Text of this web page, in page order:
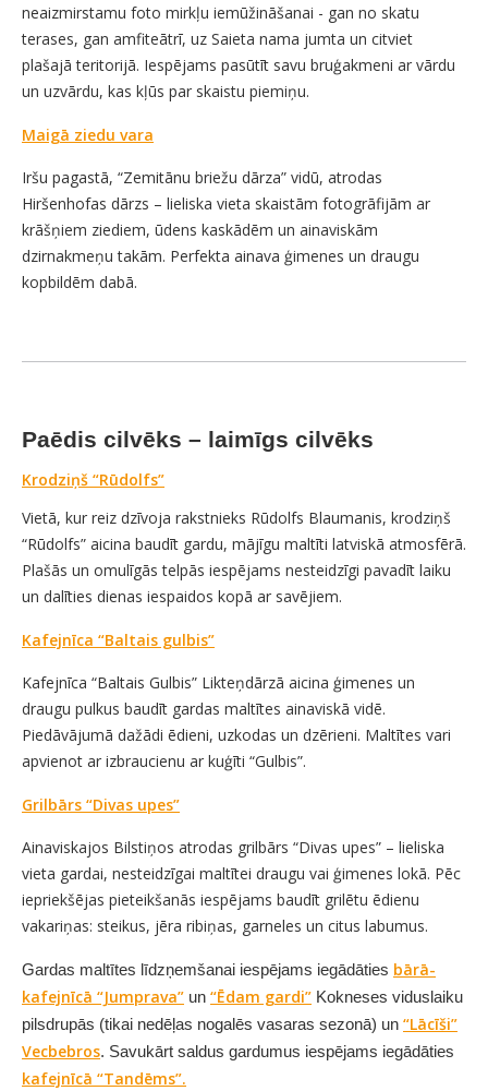
neaizmirstamu foto mirkļu iemūžināšanai - gan no skatu
terases, gan amfiteātrī, uz Saieta nama jumta un citviet
plašajā teritorijā. Iespējams pasūtīt savu bruģakmeni ar vārdu
un uzvārdu, kas kļūs par skaistu piemiņu.
Maigā ziedu vara
Iršu pagastā, “Zemitānu briežu dārza” vidū, atrodas
Hiršenhofas dārzs – lieliska vieta skaistām fotogrāfijām ar
krāšņiem ziediem, ūdens kaskādēm un ainaviskām
dzirnakmeņu takām. Perfekta ainava ģimenes un draugu
kopbildēm dabā.
Paēdis cilvēks – laimīgs cilvēks
Krodziņš “Rūdolfs”
Vietā, kur reiz dzīvoja rakstnieks Rūdolfs Blaumanis, krodziņš
“Rūdolfs” aicina baudīt gardu, mājīgu maltīti latviskā atmosfērā.
Plašās un omulīgās telpās iespējams nesteidzīgi pavadīt laiku
un dalīties dienas iespaidos kopā ar savējiem.
Kafejnīca “Baltais gulbis”
Kafejnīca “Baltais Gulbis” Likteņdārzā aicina ģimenes un
draugu pulkus baudīt gardas maltītes ainaviskā vidē.
Piedāvājumā dažādi ēdieni, uzkodas un dzērieni. Maltītes vari
apvienot ar izbraucienu ar kuģīti “Gulbis”.
Grilbārs “Divas upes”
Ainaviskajos Bilstiņos atrodas grilbārs “Divas upes” – lieliska
vieta gardai, nesteidzīgai maltītei draugu vai ģimenes lokā. Pēc
iepriekšējas pieteikšanās iespējams baudīt grilētu ēdienu
vakariņas: steikus, jēra ribiņas, garneles un citus labumus.
Gardas maltītes līdzņemšanai iespējams iegādāties bārā-
kafejnīcā “Jumprava” un “Ēdam gardi” Kokneses viduslaiku
pilsdrupās (tikai nedēļas nogalēs vasaras sezonā) un “Lācīši”
Vecbebros. Savukārt saldus gardumus iespējams iegādāties
kafejnīcā “Tandēms”.